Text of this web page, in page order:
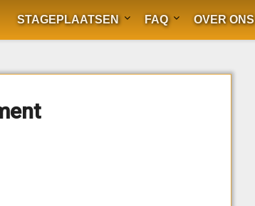
STAGEPLAATSEN FAQ OVER ONS